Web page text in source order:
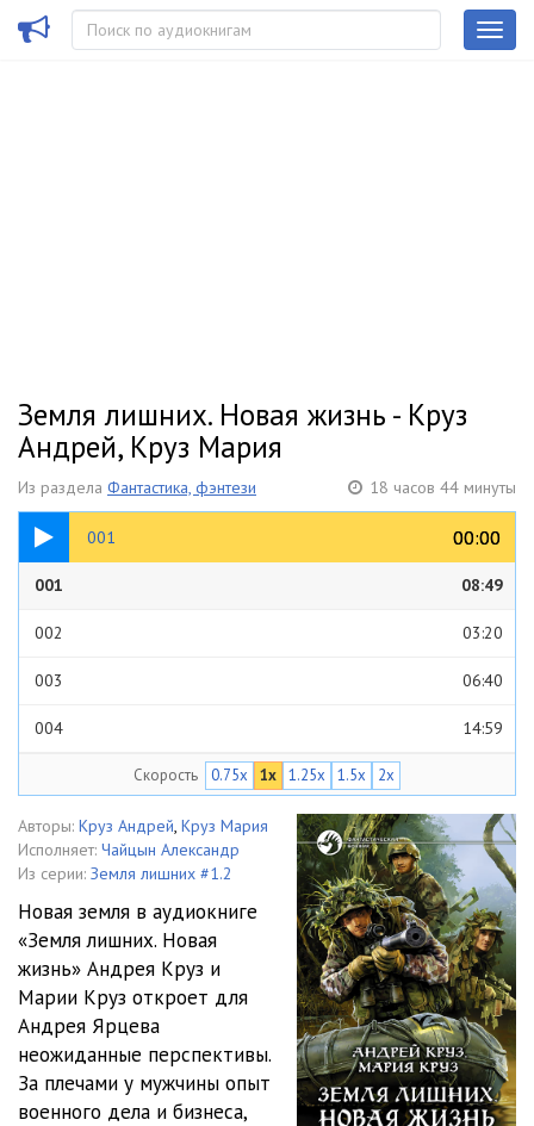
Земля лишних. Новая жизнь - Круз
Андрей, Круз Мария
Из раздела Фантастика, фэнтези 18 часов 44 минуты
001 00:00
00:00
08:49
001 08:49
002 03:20
003 06:40
004 14:59
006 10:45
007 04:25
008 11:26
009 01:53
010 04:49
011 10:11
012 01:04
Скорость 0.75x 1x 1.25x 1.5x 2x
Авторы: Круз Андрей, Круз Мария
Исполняет: Чайцын Александр
Из серии: Земля лишних #1.2
Новая земля в аудиокниге
«Земля лишних. Новая
жизнь» Андрея Круз и
Марии Круз откроет для
Андрея Ярцева
неожиданные перспективы.
За плечами у мужчины опыт
военного дела и бизнеса,